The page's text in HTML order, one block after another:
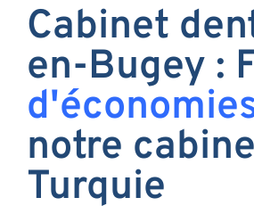
Cabinet
en-Bugey :
notre
Turquie